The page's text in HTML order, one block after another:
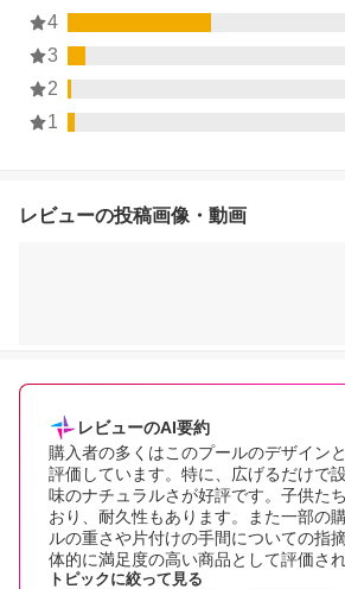
4
3
2
1
レビューの投稿画像・動画
レビューのAI要約
購入者の多くはこのプールのデザイン
評価しています。特に、広げるだけで
味のナチュラルさが好評です。子供た
おり、耐久性もあります。また一部の
ルの重さや片付けの手間についての指
体的に満足度の高い商品として評価され
トピックに絞って見る